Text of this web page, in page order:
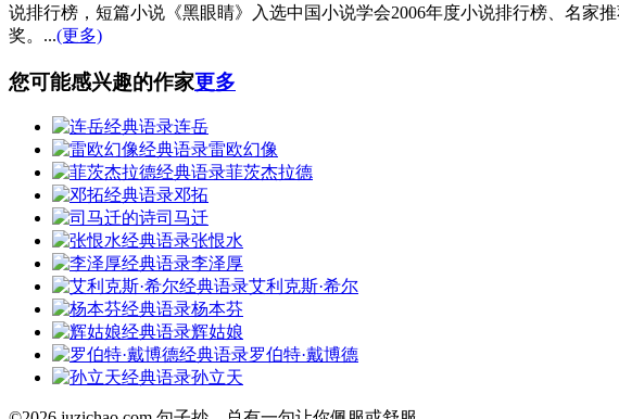
说排行榜，短篇小说《黑眼睛》入选中国小说学会2006年度小说排行榜、名
奖。...(更多)
您可能感兴趣的作家更多
连岳
雷欧幻像
菲茨杰拉德
邓拓
司马迁
张恨水
李泽厚
艾利克斯·希尔
杨本芬
辉姑娘
罗伯特·戴博德
孙立天